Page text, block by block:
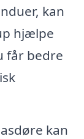
kan
hjælpe
får bedre
kan